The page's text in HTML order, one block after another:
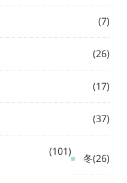
(7)
(26)
(17)
(37)
(101)
冬(26)